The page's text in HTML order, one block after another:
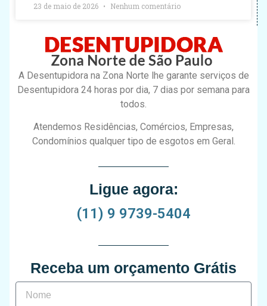
23 de maio de 2026 Nenhum comentário
A Desentupidora na Zona Norte lhe garante serviços de
Desentupidora 24 horas por dia, 7 dias por semana para
todos.
Atendemos Residências, Comércios, Empresas,
Condomínios qualquer tipo de esgotos em Geral.
Ligue agora:
(11) 9 9739-5404
Receba um orçamento Grátis